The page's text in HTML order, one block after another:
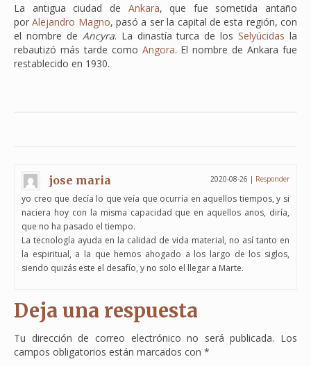
La antigua ciudad de Ankara, que fue sometida antaño
porAlejandro Magno, pasó a ser la capital de esta región, con
el nombre de Ancyra. La dinastía turca de losSelyúcidas la
rebautizó más tarde como Angora. El nombre de Ankara fue
restablecido en 1930.
jose maria 2020-08-26 | Responder
yo creo que decía lo que veía que ocurría en aquellos tiempos, y si
naciera hoy con la misma capacidad que en aquellos anos, diría,
que no ha pasado el tiempo.
La tecnología ayuda en la calidad de vida material, no así tanto en
la espiritual, a la que hemos ahogado a los largo de los siglos,
siendo quizás este el desafío, y no solo el llegar a Marte.
Deja una respuesta
Tu dirección de correo electrónico no será publicada. Los
campos obligatorios están marcados con *